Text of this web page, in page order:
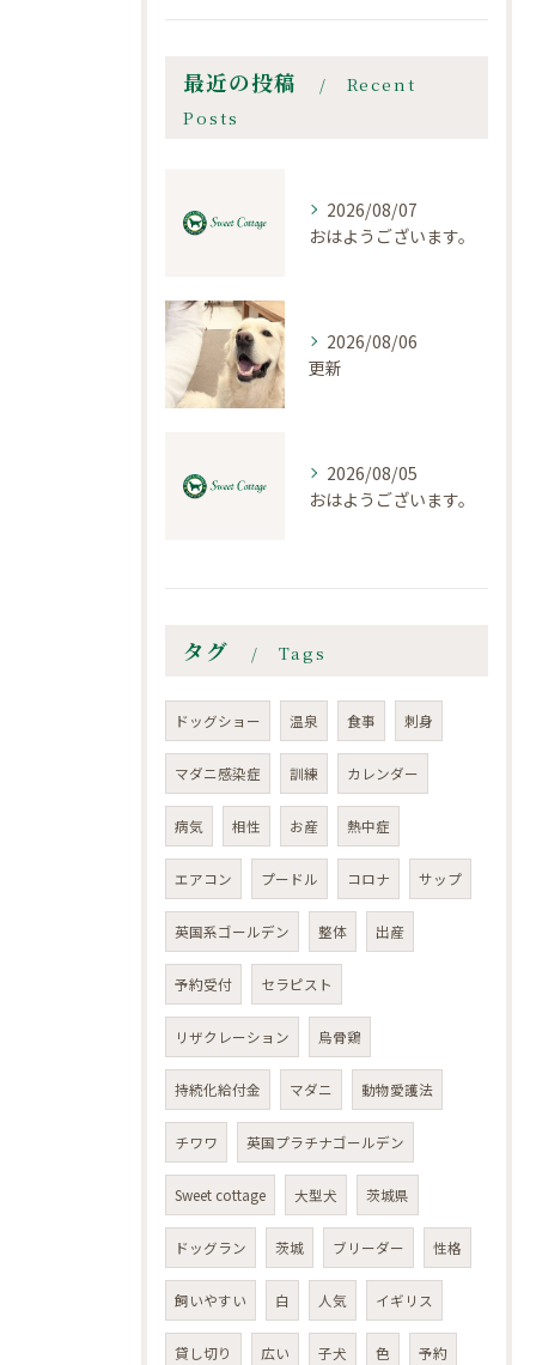
最近の投稿
Recent
Posts
2026/08/07
おはようございます。
2026/08/06
更新
2026/08/05
おはようございます。
タグ Tags
ドッグショー 温泉 食事 刺身
マダニ感染症 訓練 カレンダー
病気 相性 お産 熱中症
エアコン プードル コロナ サップ
英国系ゴールデン 整体 出産
予約受付 セラピスト
リザクレーション 烏骨鶏
持続化給付金 マダニ 動物愛護法
チワワ 英国プラチナゴールデン
Sweet cottage 大型犬 茨城県
ドッグラン 茨城 ブリーダー 性格
飼いやすい 白 人気 イギリス
貸し切り 広い 子犬 色 予約